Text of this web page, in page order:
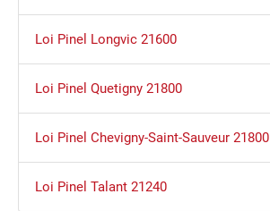
Loi Pinel Longvic 21600
Loi Pinel Quetigny 21800
Loi Pinel Chevigny-Saint-Sauveur 21800
Loi Pinel Talant 21240